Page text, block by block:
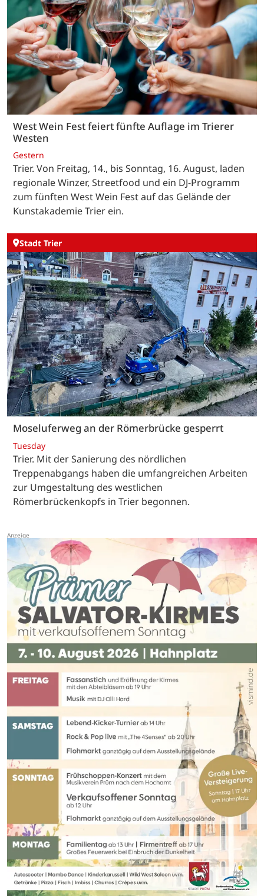
West Wein Fest feiert fünfte Auflage im Trierer
Westen
Gestern
Trier. Von Freitag, 14., bis Sonntag, 16. August, laden
regionale Winzer, Streetfood und ein DJ-Programm
zum fünften West Wein Fest auf das Gelände der
Kunstakademie Trier ein.
Stadt Trier
Moseluferweg an der Römerbrücke gesperrt
Tuesday
Trier. Mit der Sanierung des nördlichen
Treppenabgangs haben die umfangreichen Arbeiten
zur Umgestaltung des westlichen
Römerbrückenkopfs in Trier begonnen.